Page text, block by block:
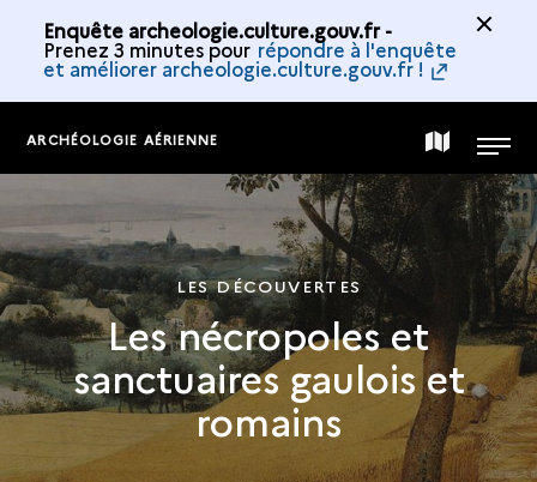
Enquête archeologie.culture.gouv.fr -
Prenez 3 minutes pour répondre à l'enquête
et améliorer archeologie.culture.gouv.fr !
ARCHÉOLOGIE AÉRIENNE CARTE
COLLECTION
MENU
LES DÉCOUVERTES
Les nécropoles et
sanctuaires gaulois et
romains